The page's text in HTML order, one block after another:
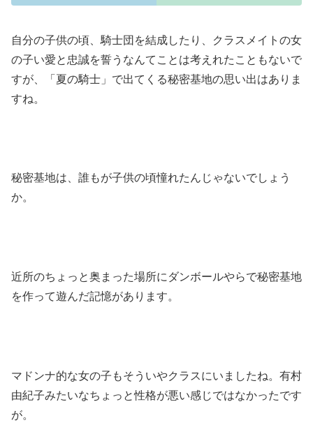
自分の子供の頃、騎士団を結成したり、クラスメイトの女
の子い愛と忠誠を誓うなんてことは考えれたこともないで
すが、「夏の騎士」で出てくる秘密基地の思い出はありま
すね。
秘密基地は、誰もが子供の頃憧れたんじゃないでしょう
か。
近所のちょっと奥まった場所にダンボールやらで秘密基地
を作って遊んだ記憶があります。
マドンナ的な女の子もそういやクラスにいましたね。有村
由紀子みたいなちょっと性格が悪い感じではなかったです
が。